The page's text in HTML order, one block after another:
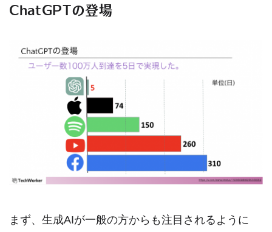
ChatGPTの登場
まず、生成AIが一般の方からも注目されるように